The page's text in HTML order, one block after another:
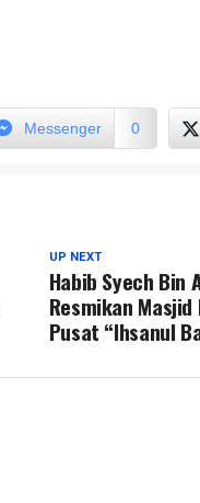
Messenger 0
UP NEXT
Habib Syech Bin
Resmikan
Pusat “Ihsanul